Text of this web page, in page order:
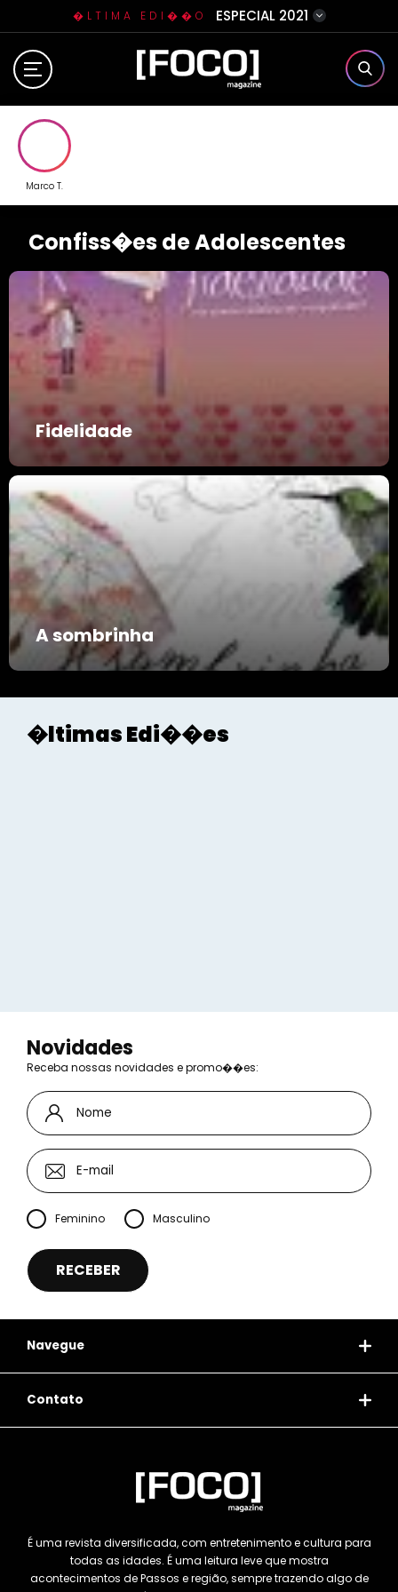
�LTIMA EDI��O ESPECIAL 2021
Home
Contato
Marco T.
Confiss�es de Adolescentes
Fidelidade
A sombrinha
�ltimas Edi��es
Novidades
Receba nossas novidades e promo��es:
Feminino Masculino
Navegue
Contato
É uma revista diversificada, com entretenimento e cultura para
todas as idades. É uma leitura leve que mostra
acontecimentos de Passos e região, sempre trazendo algo de